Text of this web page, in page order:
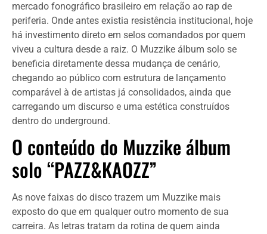
mercado fonográfico brasileiro em relação ao rap de
periferia. Onde antes existia resistência institucional, hoje
há investimento direto em selos comandados por quem
viveu a cultura desde a raiz. O Muzzike álbum solo se
beneficia diretamente dessa mudança de cenário,
chegando ao público com estrutura de lançamento
comparável à de artistas já consolidados, ainda que
carregando um discurso e uma estética construídos
dentro do underground.
O conteúdo do Muzzike álbum
solo “PAZZ&KAOZZ”
As nove faixas do disco trazem um Muzzike mais
exposto do que em qualquer outro momento de sua
carreira. As letras tratam da rotina de quem ainda